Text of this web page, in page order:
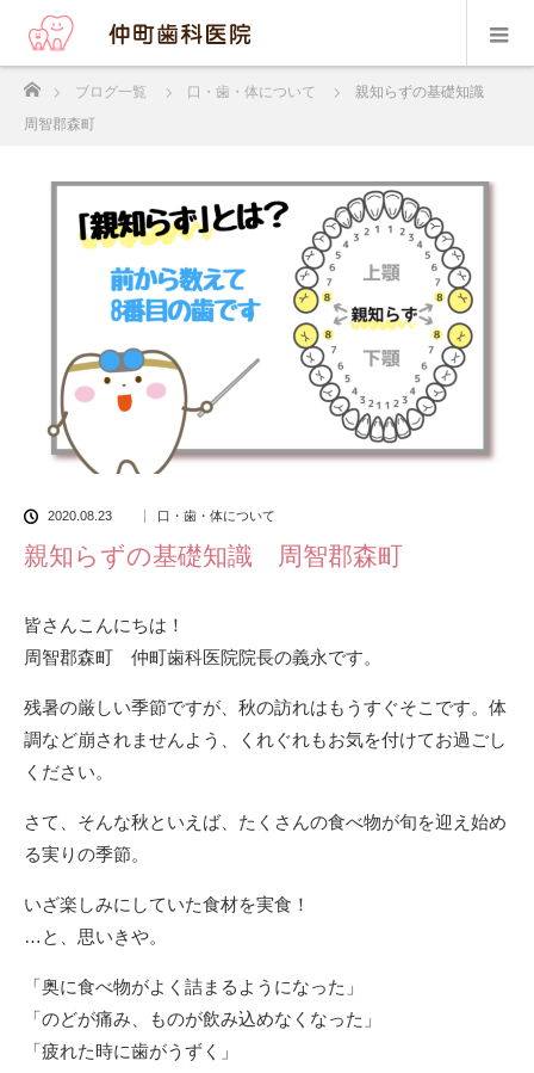
ブログ一覧 口・歯・体について
親知らずの基礎知識
周智郡森町
2020.08.23 口・歯・体について
親知らずの基礎知識 周智郡森町
皆さんこんにちは！
周智郡森町 仲町歯科医院院長の義永です。
残暑の厳しい季節ですが、秋の訪れはもうすぐそこです。体
調など崩されませんよう、くれぐれもお気を付けてお過ごし
ください。
さて、そんな秋といえば、たくさんの食べ物が旬を迎え始め
る実りの季節。
いざ楽しみにしていた食材を実食！
…と、思いきや。
「奥に食べ物がよく詰まるようになった」
「のどが痛み、ものが飲み込めなくなった」
「疲れた時に歯がうずく」